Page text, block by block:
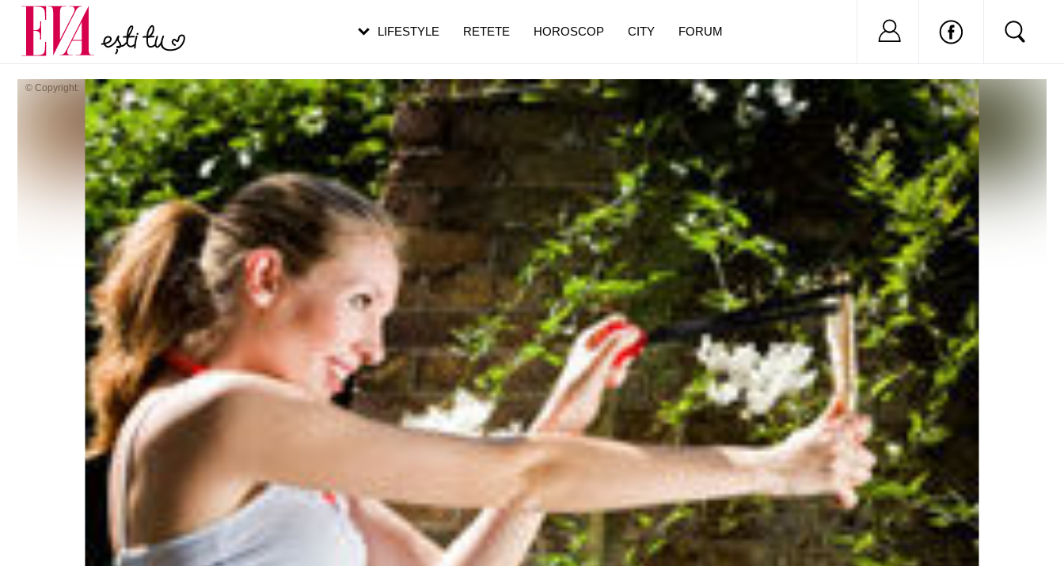
© Copyright:
LIFESTYLE RETETE HOROSCOP CITY FORUM Nu ai cont?
Carieră
Actualitate
pe măsură ce înaintezi în vârstă
de dureroasă este investigația